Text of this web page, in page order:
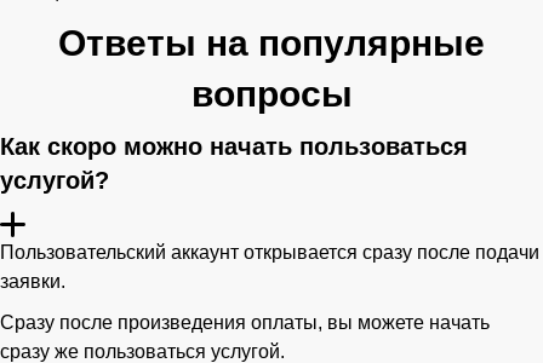
Ответы на популярные
вопросы
Как скоро можно начать пользоваться
услугой?
Пользовательский аккаунт открывается сразу после подачи
заявки.
Сразу после произведения оплаты, вы можете начать
сразу же пользоваться услугой.